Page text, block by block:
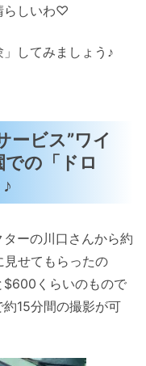
らしいわ♡
してみましょう♪
ービス”ワイ
の「ドロ
ーの川口さんから約
見せてもらったの
$600くらいのもので
15分間の撮影が可